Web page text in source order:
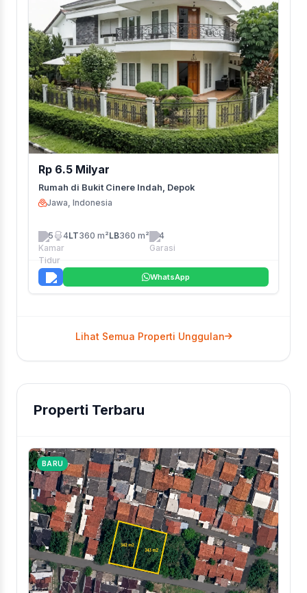
Rp 6.5 Milyar
Rumah di Bukit Cinere Indah, Depok
Jawa, Indonesia
5 4LT360 m²LB360 m² 4
WhatsApp
Lihat Semua Properti Unggulan
Properti Terbaru
BARU